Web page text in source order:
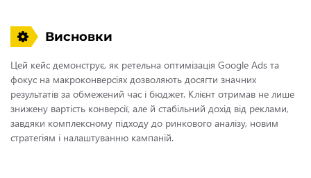
Висновки
Цей кейс демонструє, як ретельна оптимізація Google Ads та
фокус на макроконверсіях дозволяють досягти значних
результатів за обмежений час і бюджет. Клієнт отримав не лише
знижену вартість конверсії, але й стабільний дохід від реклами,
завдяки комплексному підходу до ринкового аналізу, новим
стратегіям і налаштуванню кампаній.